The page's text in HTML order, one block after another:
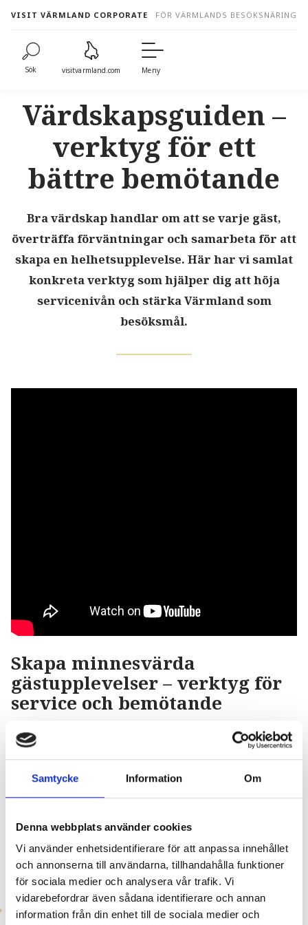
Samtycke Information Om
Denna webbplats använder cookies
Vi använder enhetsidentifierare för att anpassa innehållet
och annonserna till användarna, tillhandahålla funktioner
för sociala medier och analysera vår trafik. Vi
vidarebefordrar även sådana identifierare och annan
information från din enhet till de sociala medier och
content
VISIT VÄRMLAND CORPORATE FÖR VÄRMLANDS BESÖKSNÄRING
Sök visitvarmland.com Meny
Värdskapsguiden –
verktyg för ett
bättre bemötande
Bra värdskap handlar om att se varje gäst,
överträffa förväntningar och samarbeta för att
skapa en helhetsupplevelse. Här har vi samlat
konkreta verktyg som hjälper dig att höja
servicenivån och stärka Värmland som
besöksmål.
Skapa minnesvärda
gästupplevelser – verktyg för
service och bemötande
I våra verktyg ingår en värdskapsfilm, en
praktisk checklista och en guide med nycklar
till ett framgångsrikt gästbemötande. Det är
helheten som räknas – varje möte bidrar till
besöksmål. Ta del av våra verktyg och bli en
del av ett starkare värdskap!
Genom vårt material får du lära dig:
Hur du kan ge gästerna ett varmt och